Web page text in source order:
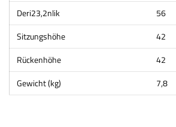
Deri23,2nlik
56
Sitzungshöhe
42
Rückenhöhe
42
Gewicht (kg)
7,8